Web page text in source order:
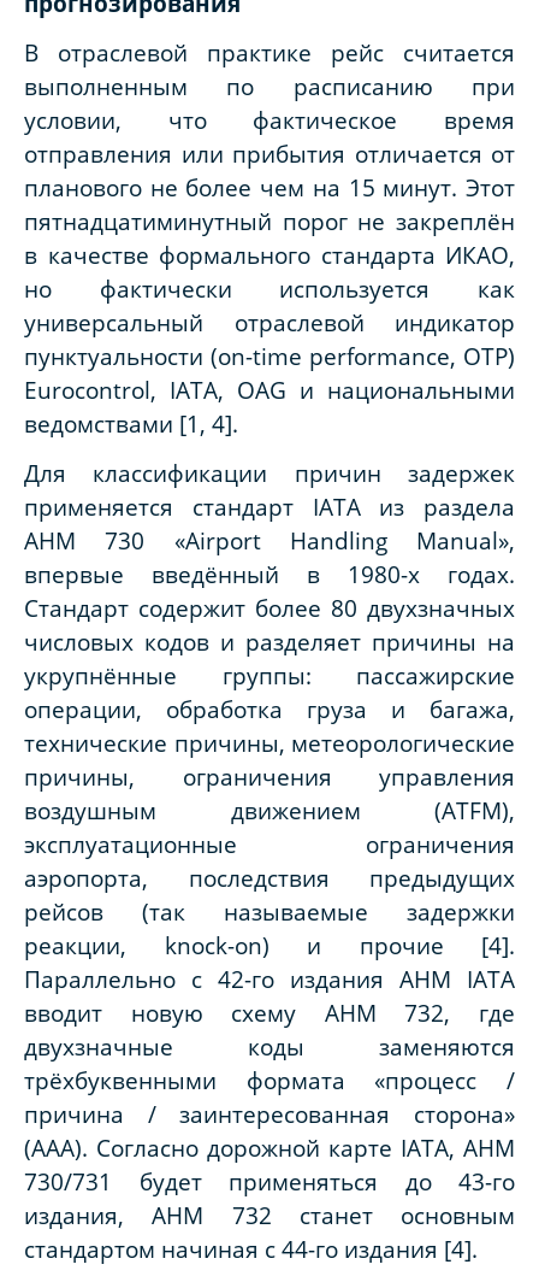
В отраслевой практике рейс считается
выполненным по расписанию при
условии, что фактическое время
отправления или прибытия отличается от
планового не более чем на 15 минут. Этот
пятнадцатиминутный порог не закреплён
в качестве формального стандарта ИКАО,
но фактически используется как
универсальный отраслевой индикатор
пунктуальности (on-time performance, OTP)
Eurocontrol, IATA, OAG и национальными
ведомствами [1, 4].
Для классификации причин задержек
применяется стандарт IATA из раздела
AHM 730 «Airport Handling Manual»,
впервые введённый в 1980-х годах.
Стандарт содержит более 80 двухзначных
числовых кодов и разделяет причины на
укрупнённые группы: пассажирские
операции, обработка груза и багажа,
технические причины, метеорологические
причины, ограничения управления
воздушным движением (ATFM),
эксплуатационные ограничения
аэропорта, последствия предыдущих
рейсов (так называемые задержки
реакции, knock-on) и прочие [4].
Параллельно с 42-го издания AHM IATA
вводит новую схему AHM 732, где
двухзначные коды заменяются
трёхбуквенными формата «процесс /
причина / заинтересованная сторона»
(AAA). Согласно дорожной карте IATA, AHM
730/731 будет применяться до 43-го
издания, AHM 732 станет основным
стандартом начиная с 44-го издания [4].